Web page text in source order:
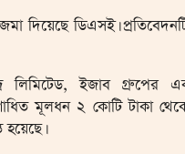
দিয়েছে ডিএসই।
লিমিটেড, ইজাব গ্রুপের
মূলধন ২ কোটি টাকা
হয়েছে।